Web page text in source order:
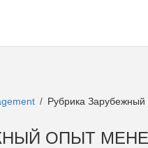
/ Рубрика
ОПЫТ